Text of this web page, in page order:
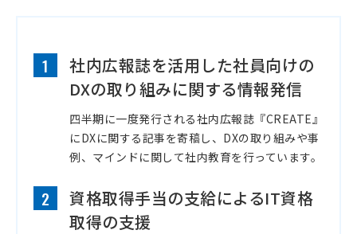
1
社内広報誌を活用した社員向けの
DXの取り組みに関する情報発信
四半期に一度発行される社内広報誌『CREATE』
にDXに関する記事を寄稿し、DXの取り組みや事
例、マインドに関して社内教育を行っています。
2
資格取得手当の支給によるIT資格
取得の支援